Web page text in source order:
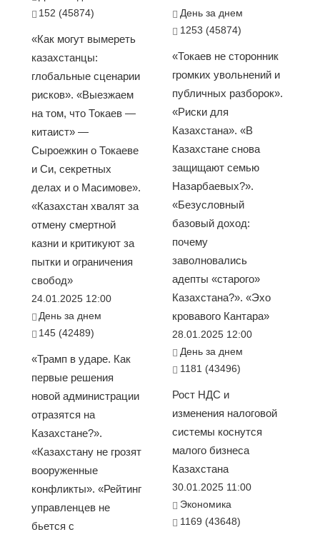
152 (45874)
«Как могут вымереть
казахстанцы:
глобальные сценарии
рисков». «Выезжаем
на том, что Токаев —
китаист» —
Сыроежкин о Токаеве
и Си, секретных
делах и о Масимове».
«Казахстан хвалят за
отмену смертной
казни и критикуют за
пытки и ограничения
свобод»
24.01.2025 12:00
День за днем
145 (42489)
«Трамп в ударе. Как
первые решения
новой администрации
отразятся на
Казахстане?».
«Казахстану не грозят
вооруженные
конфликты». «Рейтинг
управленцев не
бьется с
День за днем
1253 (45874)
«Токаев не сторонник
громких увольнений и
публичных разборок».
«Риски для
Казахстана». «В
Казахстане снова
защищают семью
Назарбаевых?».
«Безусловный
базовый доход:
почему
заволновались
адепты «старого»
Казахстана?». «Эхо
кровавого Кантара»
28.01.2025 12:00
День за днем
1181 (43496)
Рост НДС и
изменения налоговой
системы коснутся
малого бизнеса
Казахстана
30.01.2025 11:00
Экономика
1169 (43648)